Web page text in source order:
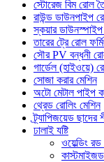
স্টোরেজ বিম রোল
রাউন্ড ডাউনপাইপ
স্কয়ার ডাউনস্পাইপ
তারের ট্রে রোল
সৌর PV বন্ধনী
গার্ডেল (হাইওয়ে)
সোজা করার মেশিন
অটো মেটাল পাইপ
থ্রেড রোলিং মেশিন
ট্র্যাপিজয়েড ছাদের
ঢালাই যষ্টি
ওয়েল্ডিং